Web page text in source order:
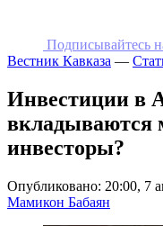
Подписывайтесь
Вестник Кавказа —
Инвестиции в
вкладываются
инвесторы?
Опубликовано: 20:00, 7
Мамикон Бабаян